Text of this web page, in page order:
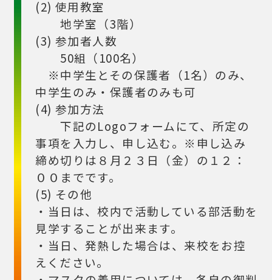
(2) 使用教室
地学室（3階）
(3) 参加者人数
50組（100名）
※中学生とその保護者（1名）のみ、
中学生のみ・保護者のみも可
(4) 参加方法
下記のLogoフォームにて、所定の
事項を入力し、申し込む。※申し込み
締め切りは８月２３日（金）の１２：
００までです。
(5) その他
・当日は、校内で活動している部活動を
見学することが出来ます。
・当日、発熱した場合は、来校をお控
えください。